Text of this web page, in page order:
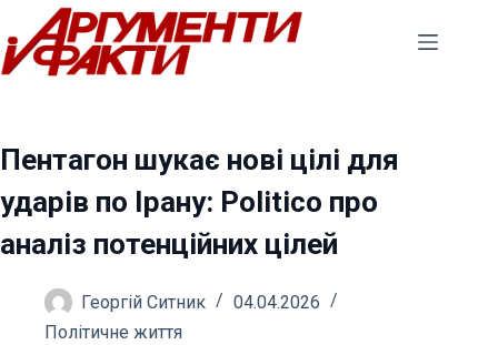
Перейти
до
вмісту
Пентагон шукає нові цілі для
ударів по Ірану: Politico про
аналіз потенційних цілей
Георгій Ситник
04.04.2026
Політичне життя